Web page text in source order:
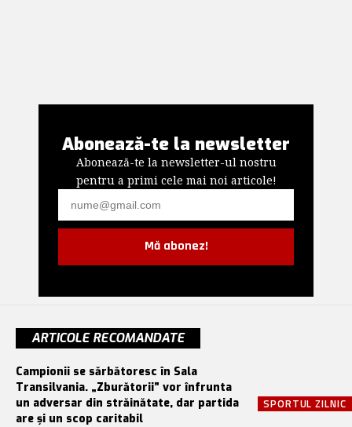
Abonează-te la newsletter
Abonează-te la newsletter-ul nostru
pentru a primi cele mai noi articole!
Mă abonez!
ARTICOLE RECOMANDATE
SPORTUL ZILNIC
Campionii se sărbătoresc în Sala
Transilvania. „Zburătorii” vor înfrunta
un adversar din străinătate, dar partida
are și un scop caritabil